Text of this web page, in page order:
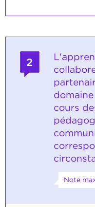
2
cours
Note